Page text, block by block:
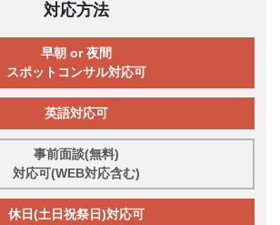
対応方法
早朝 or 夜間
スポットコンサル対応可
英語対応可
事前面談(無料)
対応可(WEB対応含む)
休日(土日祝祭日)対応可